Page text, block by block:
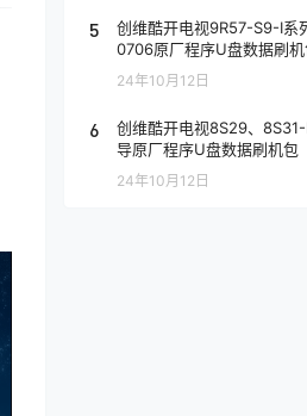
5
创维酷开电视9R57-S9-I系
0706原厂程序U盘数据刷机
24年10月12日
6
创维酷开电视8S29、
导原厂程序U盘数据刷机包
24年10月12日